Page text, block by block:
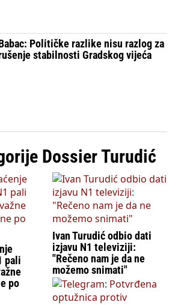
Političke razlike nisu razlog za
stabilnosti Gradskog vijeća
Dossier Turudić
pali
po
Ivan Turudić odbio dati
izjavu N1 televiziji:
"Rečeno nam je da ne
možemo snimati"